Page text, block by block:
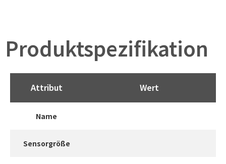
Produktspezifikation
Attribut Wert
Name
Sensorgröße